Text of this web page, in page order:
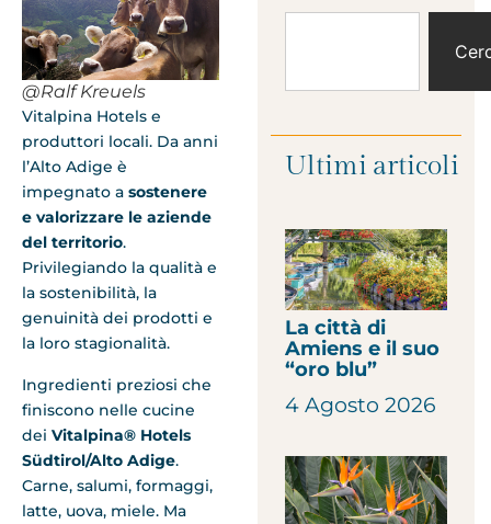
@Ralf Kreuels
Vitalpina Hotels e
produttori locali. Da anni
l’Alto Adige è
impegnato a sostenere
e valorizzare le aziende
del territorio.
Privilegiando la qualità e
la sostenibilità, la
genuinità dei prodotti e
la loro stagionalità.
Ingredienti preziosi che
finiscono nelle cucine
dei Vitalpina® Hotels
Südtirol/Alto Adige.
Carne, salumi, formaggi,
latte, uova, miele. Ma
Ultimi articoli
La città di
Amiens e il suo
“oro blu”
4 Agosto 2026